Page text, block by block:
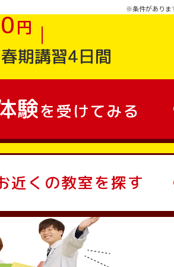
※条件がありま
0円
春期講習4日間
験を受けてみる
近くの教室を探す